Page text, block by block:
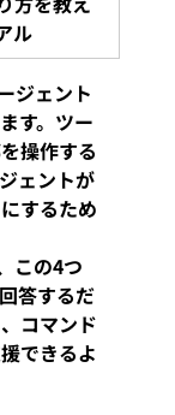
ル
ジェント
す。ツー
操作する
ェントが
するため
この4つ
答するだ
コマンド
できるよ